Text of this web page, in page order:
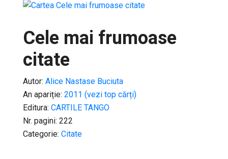
Cele mai frumoase
citate
Autor: Alice Nastase Buciuta
An apariție: 2011 (vezi top cărți)
Editura: CARTILE TANGO
Nr. pagini: 222
Categorie: Citate